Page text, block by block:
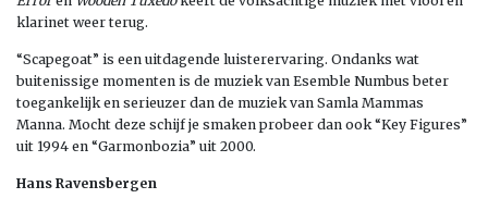
klarinet weer terug.
“Scapegoat” is een uitdagende luisterervaring. Ondanks wat
buitenissige momenten is de muziek van Esemble Numbus beter
toegankelijk en serieuzer dan de muziek van Samla Mammas
Manna. Mocht deze schijf je smaken probeer dan ook “Key Figures”
uit 1994 en “Garmonbozia” uit 2000.
Hans Ravensbergen